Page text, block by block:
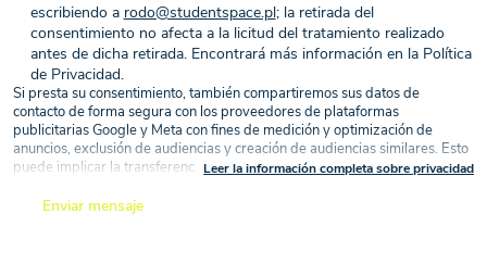
escribiendo a rodo@studentspace.pl; la retirada del
consentimiento no afecta a la licitud del tratamiento realizado
antes de dicha retirada. Encontrará más información en la Política
de Privacidad.
Si presta su consentimiento, también compartiremos sus datos de
contacto de forma segura con los proveedores de plataformas
publicitarias Google y Meta con fines de medición y optimización de
anuncios, exclusión de audiencias y creación de audiencias similares. Esto
puede implicar la transferencia de datos a Estados Unidos (Marco de
base de su consentimiento (artículo 6, apartado 1, letra a) del RGPD).
Leer la información completa sobre privacidad
Enviar mensaje